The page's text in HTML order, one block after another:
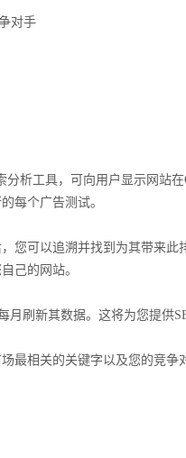
对手
分析工具，可向用户显示网站
每个广告测试。
您可以追溯并找到为其带来
己的网站。
月刷新其数据。这将为您提供
最相关的关键字以及您的竞争